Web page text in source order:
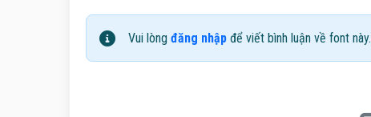
Vui lòng đăng nhập để viết bình luận về font này.